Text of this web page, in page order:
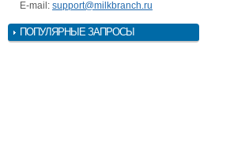
E-mail: support@milkbranch.ru
ПОПУЛЯРНЫЕ ЗАПРОСЫ